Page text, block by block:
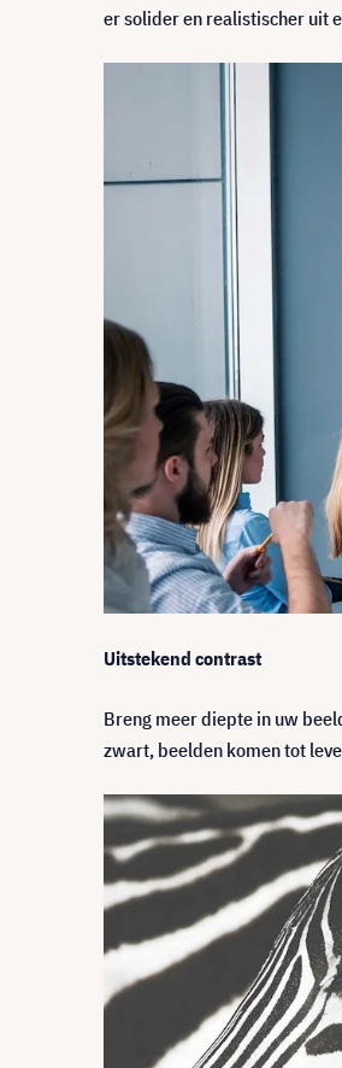
er solider en realistischer uit
Uitstekend contrast
Breng meer diepte in uw
zwart, beelden komen tot